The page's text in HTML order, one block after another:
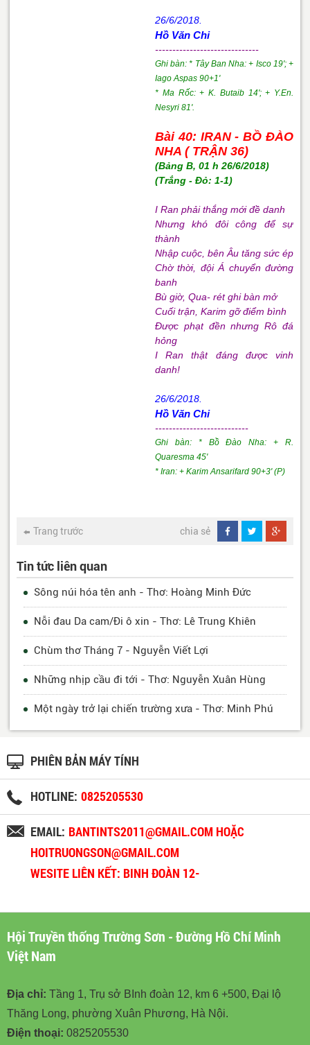
26/6/2018.
Hồ Văn Chi
------------------------------
Ghi bàn: * Tây Ban Nha: + Isco 19'; +
Iago Aspas 90+1'
* Ma Rốc: + K. Butaib 14'; + Y.En.
Nesyri 81'.
Bài 40: IRAN - BỒ ĐÀO
NHA ( TRẬN 36)
(Bảng B, 01 h 26/6/2018)
(Trắng - Đỏ: 1-1)
I Ran phải thắng mới đề danh
Nhưng khó đôi công để sự
thành
Nhập cuộc, bên Âu tăng sức ép
Chờ thời, đội Á chuyển đường
banh
Bù giờ, Qua- rét ghi bàn mở
Cuối trận, Karim gỡ điểm bình
Được phạt đền nhưng Rô đá
hỏng
I Ran thật đáng được vinh
danh!
26/6/2018.
Hồ Văn Chi
---------------------------
Ghi bàn: * Bồ Đào Nha: + R.
Quaresma 45'
* Iran: + Karim Ansarifard 90+3' (P)
Trang trước chia sẻ
Tin tức liên quan
Sông núi hóa tên anh - Thơ: Hoàng Minh Đức
Nỗi đau Da cam/Đi ô xin - Thơ: Lê Trung Khiên
Chùm thơ Tháng 7 - Nguyễn Viết Lợi
Những nhịp cầu đi tới - Thơ: Nguyễn Xuân Hùng
Một ngày trở lại chiến trường xưa - Thơ: Minh Phú
PHIÊN BẢN MÁY TÍNH
HOTLINE: 0825205530
EMAIL: BANTINTS2011@GMAIL.COM HOẶC
HOITRUONGSON@GMAIL.COM
WESITE LIÊN KẾT: BINH ĐOÀN 12-
Hội Truyền thống Trường Sơn - Đường Hồ Chí Minh
Việt Nam
Địa chỉ: Tầng 1, Trụ sở BInh đoàn 12, km 6 +500, Đại lộ
Thăng Long, phường Xuân Phương, Hà Nội.
Điện thoại: 0825205530